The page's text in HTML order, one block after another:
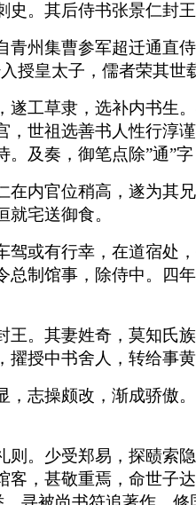
。其后侍书张景仁封
州集曹参军超迁通直
授皇太子，儒者荣其
工草隶，选补内书生
世祖选善书人性行淳
及奏，御笔点除”通”
内官位稍高，遂为其
宅送御食。
或有行幸，在道宿处
制馆事，除侍中。四
。其妻姓奇，莫知氏
授中书舍人，转给事
志操颇改，渐成骄傲
。少受郑易，探赜索
，甚敬重焉，命世子